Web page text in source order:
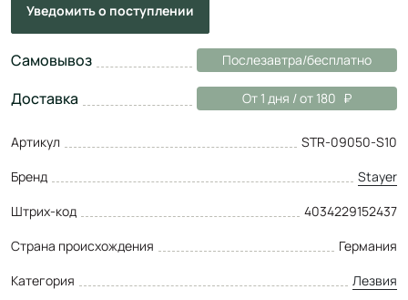
Уведомитьо поступлении
Самовывоз Послезавтра/бесплатно
Доставка От 1 дня / от 180
Артикул
STR-09050-S10
Бренд
Stayer
Штрих-код
4034229152437
Страна происхождения
Германия
Категория
Лезвия